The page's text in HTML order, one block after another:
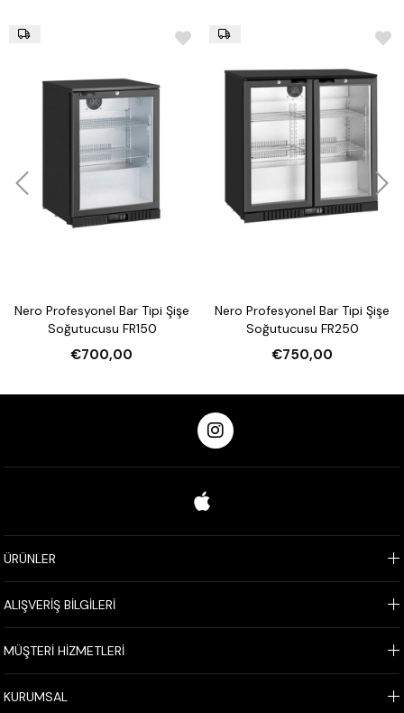
Nero Profesyonel Bar Tipi Şişe
Soğutucusu FR150
€700,00
Nero Profesyonel Bar Tipi Şişe
Soğutucusu FR250
€750,00
ÜRÜNLER
ALIŞVERİŞ BİLGİLERİ
MÜŞTERİ HİZMETLERİ
KURUMSAL